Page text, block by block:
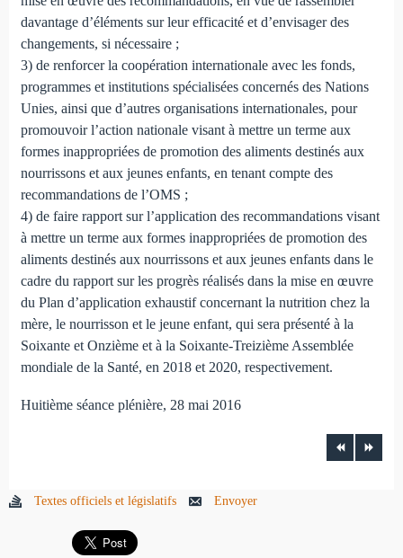
davantage d’éléments sur leur efficacité et d’envisager des
changements, si nécessaire ;
3) de renforcer la coopération internationale avec les fonds,
programmes et institutions spécialisées concernés des Nations
Unies, ainsi que d’autres organisations internationales, pour
promouvoir l’action nationale visant à mettre un terme aux
formes inappropriées de promotion des aliments destinés aux
nourrissons et aux jeunes enfants, en tenant compte des
recommandations de l’OMS ;
4) de faire rapport sur l’application des recommandations visant
à mettre un terme aux formes inappropriées de promotion des
aliments destinés aux nourrissons et aux jeunes enfants dans le
cadre du rapport sur les progrès réalisés dans la mise en œuvre
du Plan d’application exhaustif concernant la nutrition chez la
mère, le nourrisson et le jeune enfant, qui sera présenté à la
Soixante et Onzième et à la Soixante-Treizième Assemblée
mondiale de la Santé, en 2018 et 2020, respectivement.
Huitième séance plénière, 28 mai 2016
Textes officiels et législatifs Envoyer